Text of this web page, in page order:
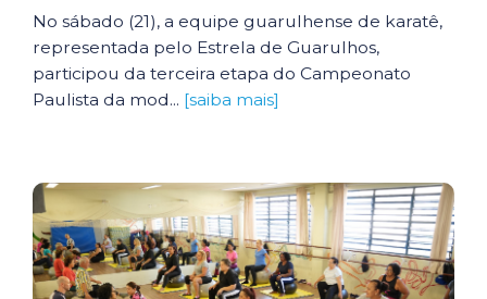
No sábado (21), a equipe guarulhense de karatê,
representada pelo Estrela de Guarulhos,
participou da terceira etapa do Campeonato
Paulista da mod... [saiba mais]